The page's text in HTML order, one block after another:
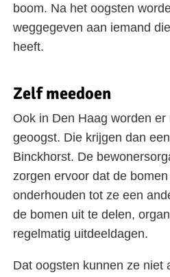
boom. Na het oogsten
weggegeven aan iemand
heeft.
Zelf meedoen
Ook in Den Haag worden
geoogst. Die krijgen dan
Binckhorst. De
zorgen ervoor dat de
onderhouden tot ze een
de bomen uit te delen,
regelmatig uitdeeldagen.
Dat oogsten kunnen ze niet